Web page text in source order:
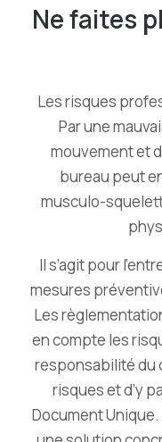
Ne faites
Les risques
Par une
mouvement et
bureau peut
musculo-
Il s’agit pour
mesures
Les
en compte les
responsabilité du
risques et d’y
Document Unique.